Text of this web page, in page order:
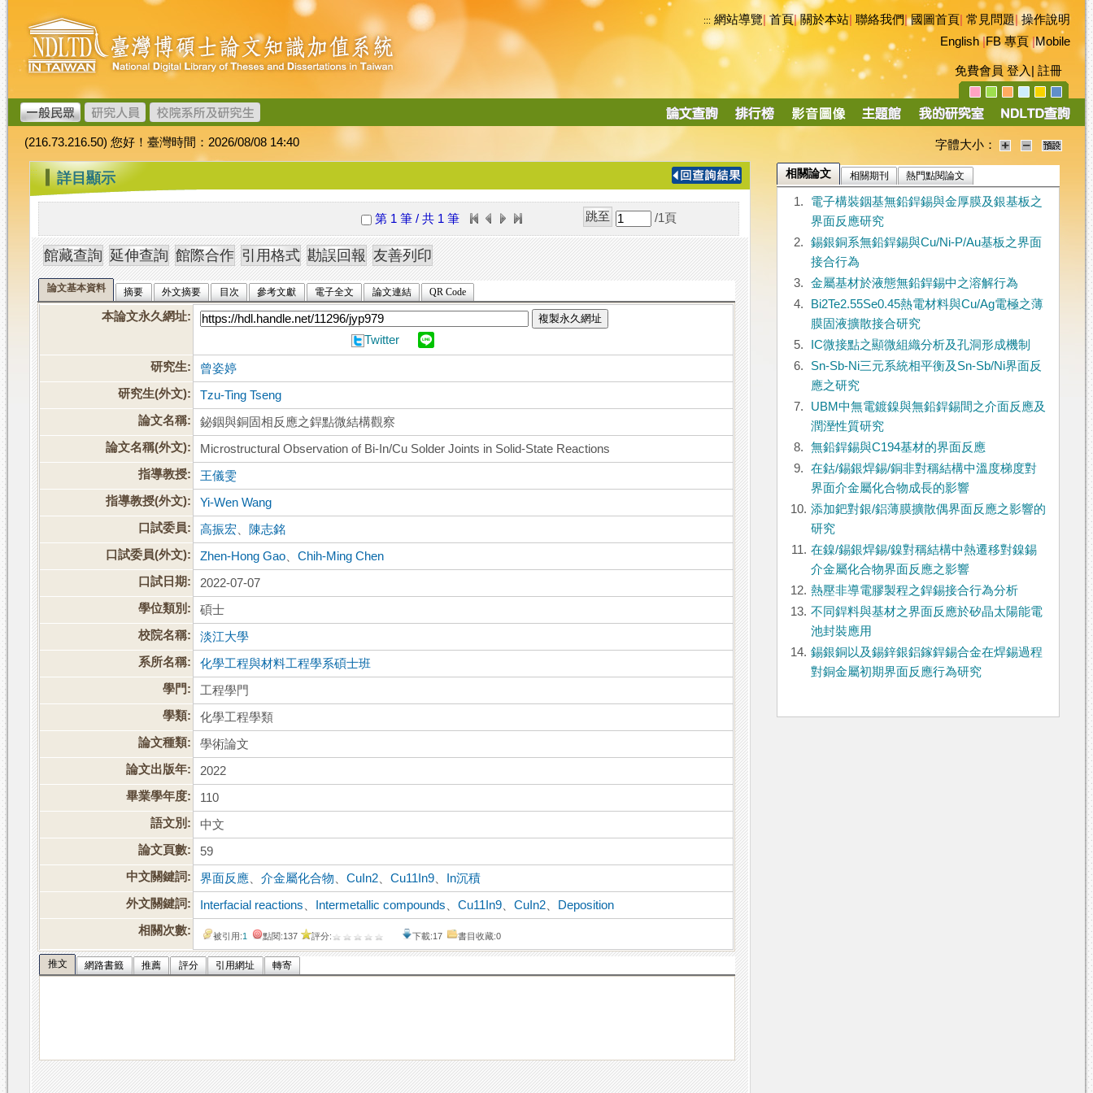
跳
到
主
要
內
容
臺
灣
博
碩
士
論
文
加
值
系
統
::: 網站導覽|首頁|關於本站 聯絡我們|國圖首頁 常見問題|操作說明
English|FB 專頁|Mobile
免費會員 登入 註冊
導
(216.73.216.50) 您好！臺灣時間：2026/08/08 14:40 字體大小：
::: 詳目顯示
第 1 筆 / 共 1 筆 /1 頁
論文基本資料 摘要 外文摘要 目次 參考文獻 電子全文 論文連結 QR Code
本論文永久網址: 複製永久網址
Twitter
研究生:
曾姿婷
研究生(外文):
Tzu-Ting Tseng
論文名稱:
鉍銦與銅固相反應之銲點微結構觀察
論文名稱(外文):
Microstructural Observation of Bi-In/Cu Solder Joints in Solid-State Reactions
指導教授:
王儀雯
指導教授(外文):
Yi-Wen Wang
口試委員:
高振宏
陳志銘
口試委員(外文):
Zhen-Hong Gao 、Chih-Ming Chen
口試日期:
2022-07-07
學位類別:
碩士
校院名稱:
淡江大學
系所名稱:
化學工程與材料工程學系碩士班
學門:
工程學門
學類:
化學工程學類
論文種類:
學術論文
論文出版年:
2022
畢業學年度:
110
語文別:
中文
論文頁數:
59
中文關鍵詞:
界面反應 、介金屬化合物 、CuIn2 、Cu11In9
In沉積
外文關鍵詞:
Interfacial reactions Intermetallic compounds 、Cu11In9 、CuIn2
Deposition
相關次數:
被引用:1 點閱:137 評分: 下載:17 書目收藏:0
推文 網路書籤 推薦 評分 引用網址 轉寄
相關論文 相關期刊 熱門點閱論文
1.
電子構裝銦基無鉛銲錫與金厚膜及銀基板之
界面反應研究
2.
錫銀銅系無鉛銲錫與Cu/Ni-P/Au基板之界面
接合行為
3.
金屬基材於液態無鉛銲錫中之溶解行為
4.
Bi2Te2.55Se0.45熱電材料與Cu/Ag電極之薄
膜固液擴散接合研究
5.
IC微接點之顯微組織分析及孔洞形成機制
6.
Sn-Sb-Ni三元系統相平衡及Sn-Sb/Ni界面反
應之研究
7.
UBM中無電鍍鎳與無鉛銲錫間之介面反應及
潤溼性質研究
8.
無鉛銲錫與C194基材的界面反應
9.
在鈷/錫銀焊錫/銅非對稱結構中溫度梯度對
界面介金屬化合物成長的影響
10. 添加鈀對銀/鋁薄膜擴散偶界面反應之影響的
研究
11. 在鎳/錫銀焊錫/鎳對稱結構中熱遷移對鎳錫
介金屬化合物界面反應之影響
12. 熱壓非導電膠製程之銲錫接合行為分析
13. 不同銲料與基材之界面反應於矽晶太陽能電
池封裝應用
14. 錫銀銅以及錫鋅銀鋁鎵銲錫合金在焊錫過程
對銅金屬初期界面反應行為研究